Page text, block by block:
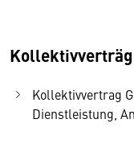
Kollektivvertrag
Dienstleistung,